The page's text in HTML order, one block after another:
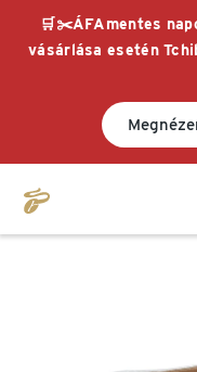
🛒✂️ÁFAmentes
vásárlása esetén